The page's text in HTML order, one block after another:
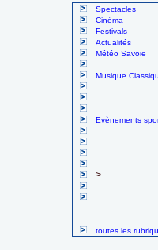
Spectacles
Cinéma
Festivals
Actualités
Météo Savoie
Musique
Evènements
>
toutes les